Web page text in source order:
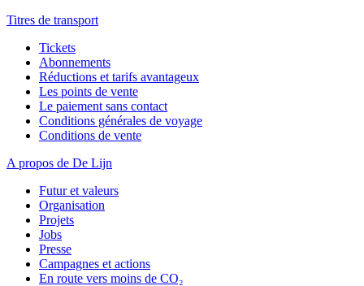
Titres de transport
Tickets
Abonnements
Réductions et tarifs avantageux
Les points de vente
Le paiement sans contact
Conditions générales de voyage
Conditions de vente
A propos de De Lijn
Futur et valeurs
Organisation
Projets
Jobs
Presse
Campagnes et actions
En route vers moins de CO₂